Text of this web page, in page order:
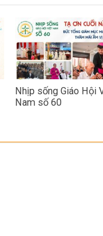
Nhịp sống Giáo Hội
Nam số 60